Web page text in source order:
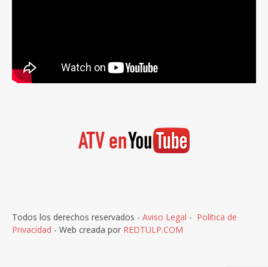
Todos los derechos reservados - Aviso Legal - Política de
Privacidad - Web creada por REDTULP.COM